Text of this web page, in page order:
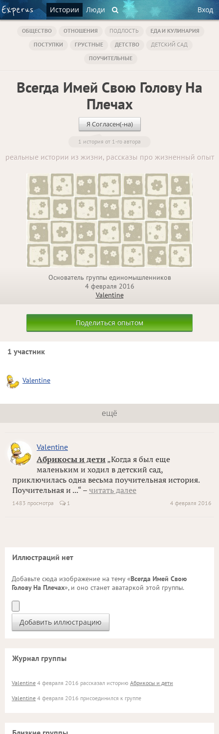
Истории Люди Вход
ОБЩЕСТВО ОТНОШЕНИЯ ПОДЛОСТЬ
ЕДА И КУЛИНАРИЯ
ПОСТУПКИ
ГРУСТНЫЕ ДЕТСТВО
ДЕТСКИЙ САД
ПОУЧИТЕЛЬНЫЕ
Всегда Имей Свою Голову На
Плечах
Я Согласен(-на)
1 история от 1-го автора
реальные истории из жизни, рассказы про жизненный опыт
Основатель группы единомышленников
4 февраля 2016
Valentine
Поделиться опытом
1 участник
Valentine
ещё
Valentine
Абрикосы и дети „Когда я был еще
маленьким и ходил в детский сад,
приключилась одна весьма поучительная история.
Поучительная и ...“ – читать далее
4 февраля 2016
1483 просмотра 1
Иллюстраций нет
Добавьте сюда изображение на тему «Всегда Имей Свою
Голову На Плечах», и оно станет аватаркой этой группы.
Журнал группы
Valentine 4 февраля 2016 рассказал историю Абрикосы и дети
Valentine 4 февраля 2016 присоединился к группе